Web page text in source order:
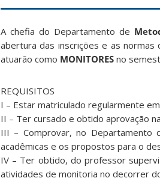
A chefia do Departamento de
abertura das inscrições e as
atuarão como MONITORES no
REQUISITOS
I – Estar matriculado regularmente
II – Ter cursado e obtido aprovação
III – Comprovar, no Departamento
acadêmicas e os propostos para o
IV – Ter obtido, do professor
atividades de monitoria no decorrer